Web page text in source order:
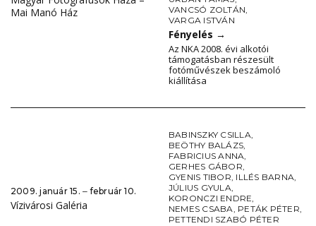
Mai Manó Ház
VANCSÓ ZOLTÁN,
VARGA ISTVÁN
Fényelés →
Az NKA 2008. évi alkotói
támogatásban részesült
fotóművészek beszámoló
kiállítása
2009. január 15. ‒ február 10.
Vízivárosi Galéria
BABINSZKY CSILLA,
BEÖTHY BALÁZS,
FABRICIUS ANNA,
GERHES GÁBOR,
GYENIS TIBOR, ILLÉS BARNA,
JÚLIUS GYULA,
KORONCZI ENDRE,
NEMES CSABA, PETÁK PÉTER,
PETTENDI SZABÓ PÉTER